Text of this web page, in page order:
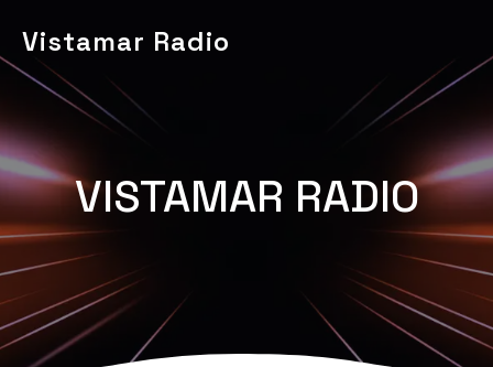
Vistamar Radio
VISTAMAR RADIO